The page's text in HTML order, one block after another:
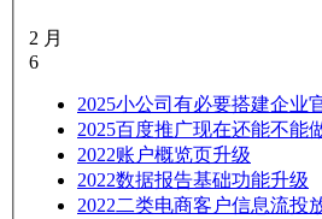
2 月
6
2025小公司有必要搭建企业
2025百度推广现在还能不能
2022账户概览页升级
2022数据报告基础功能升级
2022二类电商客户信息流投